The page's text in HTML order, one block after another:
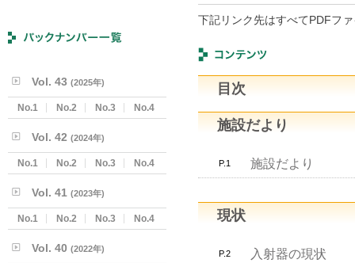
下記リンク先はすべてPDFフ
目次
施設だより
P.1 施設だより
現状
P.2 入射器の現状
Vol. 43 (2025年)
No.1 No.2 No.3 No.4
Vol. 42 (2024年)
No.1 No.2 No.3 No.4
Vol. 41 (2023年)
No.1 No.2 No.3 No.4
Vol. 40 (2022年)